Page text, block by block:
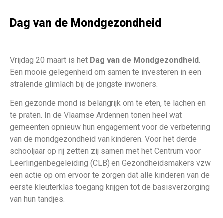
Dag van de Mondgezondheid
Vrijdag 20 maart is het Dag van de Mondgezondheid.
Een mooie gelegenheid om samen te investeren in een
stralende glimlach bij de jongste inwoners.
Een gezonde mond is belangrijk om te eten, te lachen en
te praten. In de Vlaamse Ardennen tonen heel wat
gemeenten opnieuw hun engagement voor de verbetering
van de mondgezondheid van kinderen. Voor het derde
schooljaar op rij zetten zij samen met het Centrum voor
Leerlingenbegeleiding (CLB) en Gezondheidsmakers vzw
een actie op om ervoor te zorgen dat alle kinderen van de
eerste kleuterklas toegang krijgen tot de basisverzorging
van hun tandjes.